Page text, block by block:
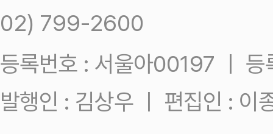
02) 799-2600
등록번호 : 서울아00197 ㅣ
발행인 : 김상우 ㅣ 편집인 : 이